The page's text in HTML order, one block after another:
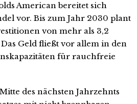
American bereitet sich
vor. Bis zum Jahr 2030 plant
von mehr als 3,2
Geld fließt vor allem in den
für rauchfreie
des nächsten Jahrzehnts